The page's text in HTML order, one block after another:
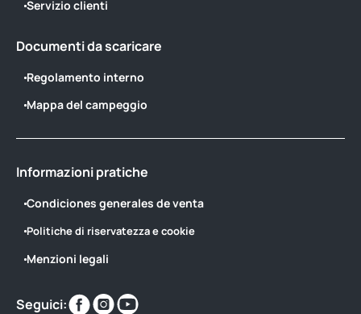
Servizio clienti
Documenti da scaricare
Regolamento interno
Mappa del campeggio
Informazioni pratiche
Condiciones generales de venta
Politiche di riservatezza e cookie
Menzioni legali
Seguici:
TrovaciTrovaci